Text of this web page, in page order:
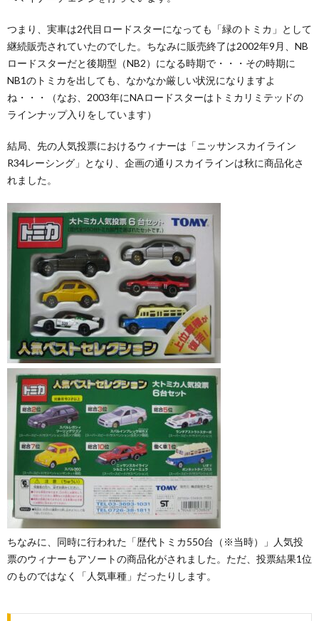
つまり、実車は2代目ロードスターになっても「緑のトミカ」として
継続販売されていたのでした。ちなみに販売終了は2002年9月、NB
ロードスターだと後期型（NB2）になる時期で・・・その時期に
NB1のトミカを出しても、なかなか厳しい状況になりますよ
ね・・・（なお、2003年にNAロードスターはトミカリミテッドの
ラインナップ入りをしています）
結局、先の人気投票におけるウィナーは「ニッサンスカイライン
R34レーシング」となり、企画の通りスカイラインは秋に商品化さ
れました。
ちなみに、同時に行われた「歴代トミカ550台（※当時）」人気投
票のウィナーもアソートの商品化がされました。ただ、投票結果1位
のものではなく「人気車種」だったりします。